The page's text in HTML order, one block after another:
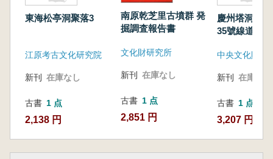
東海松亭洞聚落3
江原考古文化研究院
新刊 在庫なし
古書 1 点
2,138 円
南原乾芝里古墳群 発
掘調査報告書
文化財研究所
新刊 在庫なし
古書 1 点
2,851 円
慶州塔洞遺
35號線道界-
新刊 在庫なし
古書 1 点
3,207 円